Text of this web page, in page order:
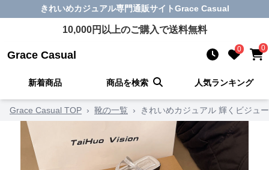
きれいめカジュアル専門通販サイトGrace Casual
10,000円以上のご購入で送料無料
Grace Casual 0 0
新着商品 商品を検索 人気ランキング
Grace Casual TOP › 靴の一覧 › きれいめカジュアル 輝くビジュ